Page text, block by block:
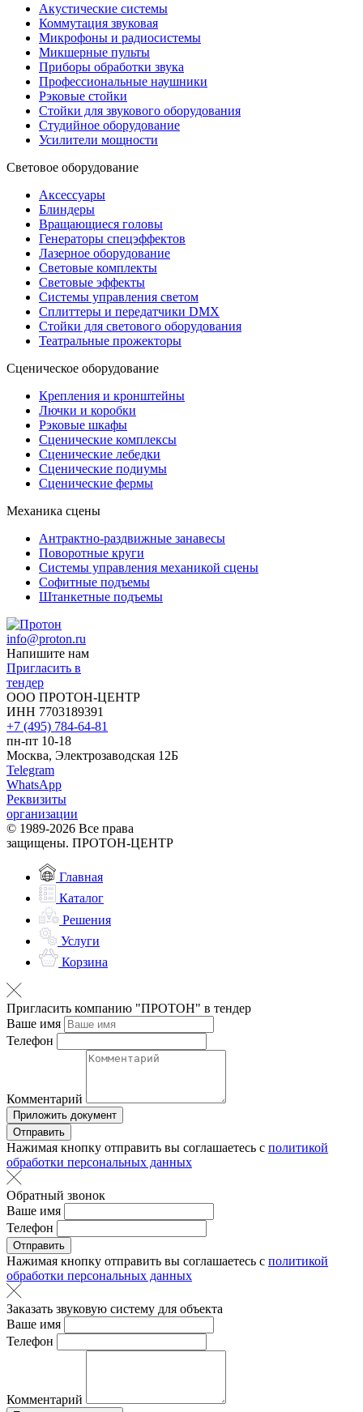
Акустические системы
Коммутация звуковая
Микрофоны и радиосистемы
Микшерные пульты
Приборы обработки звука
Профессиональные наушники
Рэковые стойки
Стойки для звукового оборудования
Студийное оборудование
Усилители мощности
Световое оборудование
Аксессуары
Блиндеры
Вращающиеся головы
Генераторы спецэффектов
Лазерное оборудование
Световые комплекты
Световые эффекты
Системы управления светом
Сплиттеры и передатчики DMX
Стойки для светового оборудования
Театральные прожекторы
Сценическое оборудование
Крепления и кронштейны
Лючки и коробки
Рэковые шкафы
Сценические комплексы
Сценические лебедки
Сценические подиумы
Сценические фермы
Механика сцены
Антрактно-раздвижные занавесы
Поворотные круги
Системы управления механикой сцены
Софитные подъемы
Штанкетные подъемы
info@proton.ru
Напишите нам
Пригласить в
тендер
ООО ПРОТОН-ЦЕНТР
ИНН 7703189391
+7 (495) 784-64-81
пн-пт 10-18
Москва, Электрозаводская 12Б
Telegram
WhatsApp
Реквизиты
организации
© 1989-2026 Все права
защищены. ПРОТОН-ЦЕНТР
Главная
Каталог
Решения
Услуги
Корзина
Пригласить компанию "ПРОТОН" в тендер
Ваше имя
Телефон
Комментарий
Приложить документ
Отправить
Нажимая кнопку отправить вы соглашаетесь с политикой
обработки персональных данных
Обратный звонок
Ваше имя
Телефон
Отправить
Нажимая кнопку отправить вы соглашаетесь с политикой
обработки персональных данных
Заказать звуковую систему для объекта
Ваше имя
Телефон
Комментарий